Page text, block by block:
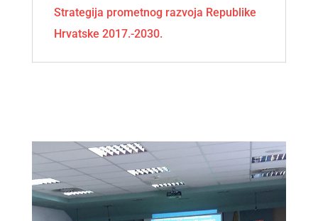
Strategija prometnog razvoja Republike
Hrvatske 2017.-2030.